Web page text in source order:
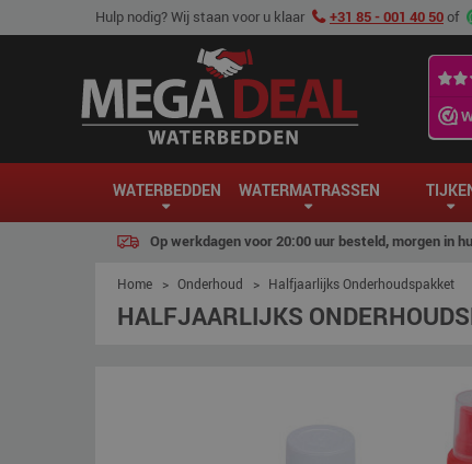
Hulp nodig? Wij staan voor u klaar +31 85 - 001 40 50of
WATERBEDDEN WATERMATRASSEN
Op werkdagen voor 20:00 uur besteld, morgen in
Home > Onderhoud > Halfjaarlijks Onderhoudspakket
HALFJAARLIJKS